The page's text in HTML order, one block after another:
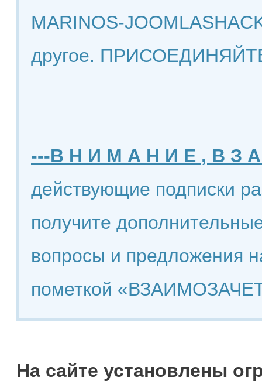
MARINOS-
другое.
---В Н И М А Н И Е , В З
действующие подписки
получите
вопросы и предложения
пометкой
На сайте установлены